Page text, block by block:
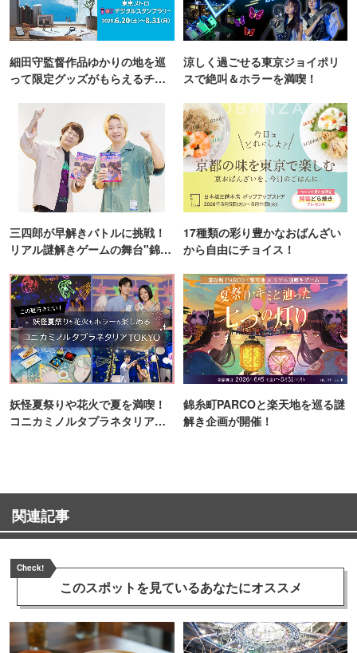
細田守監督作品ゆかりの地を巡
って限定グッズがもらえるチャ
涼しく過ごせる東京ジョイポリ
スで絶叫＆ホラーを満喫！
三四郎が早解きバトルに挑戦！
リアル謎解きゲームの舞台"錦糸
17種類の彩り豊かなおばんざい
から自由にチョイス！
妖怪夏祭りや花火で夏を満喫！
コニカミノルタプラネタリア
錦糸町PARCOと楽天地を巡る謎
解き企画が開催！
関連記事
Check!
このスポットを見ているあなたにオススメ